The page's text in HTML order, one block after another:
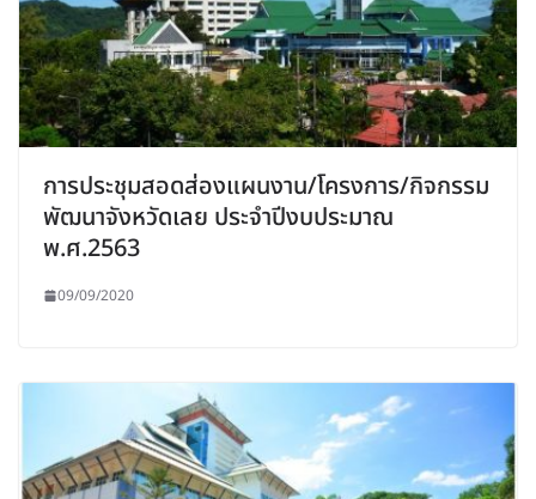
การประชุมสอดส่องแผนงาน/โครงการ/กิจกรรม
พัฒนาจังหวัดเลย ประจำปีงบประมาณ
พ.ศ.2563
09/09/2020